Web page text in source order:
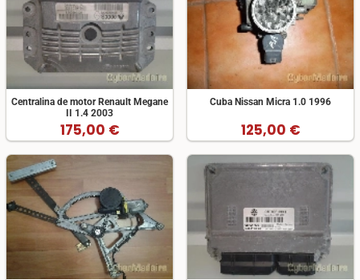
Centralina de motor Renault Megane
II 1.4 2003
175,00 €
Cuba Nissan Micra 1.0 1996
125,00 €